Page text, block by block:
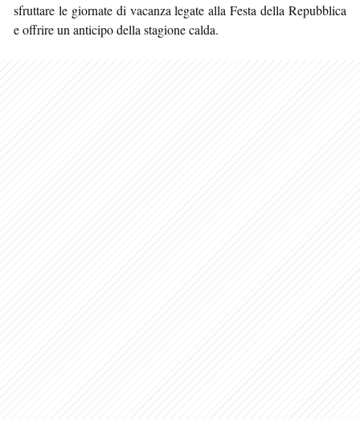
sfruttare le giornate di vacanza legate alla Festa della Repubblica
e offrire un anticipo della stagione calda.